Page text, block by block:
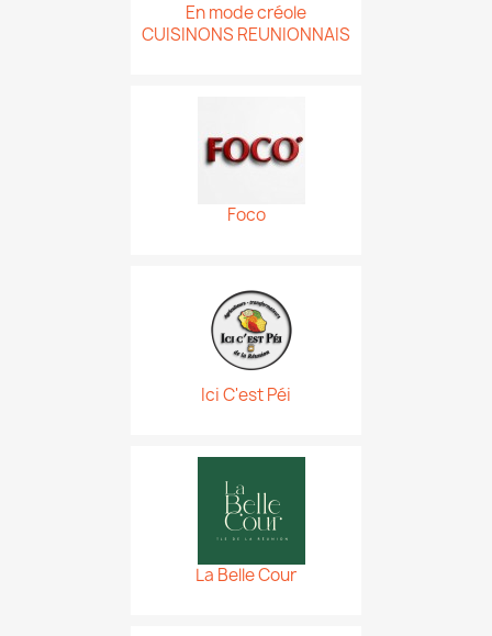
En mode créole
CUISINONS REUNIONNAIS
Foco
Ici C'est Péi
La Belle Cour